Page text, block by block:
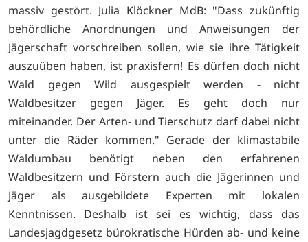
massiv gestört. Julia Klöckner MdB: "Dass zukünftig
behördliche Anordnungen und Anweisungen der
Jägerschaft vorschreiben sollen, wie sie ihre Tätigkeit
auszuüben haben, ist praxisfern! Es dürfen doch nicht
Wald gegen Wild ausgespielt werden - nicht
Waldbesitzer gegen Jäger. Es geht doch nur
miteinander. Der Arten- und Tierschutz darf dabei nicht
unter die Räder kommen." Gerade der klimastabile
Waldumbau benötigt neben den erfahrenen
Waldbesitzern und Förstern auch die Jägerinnen und
Jäger als ausgebildete Experten mit lokalen
Kenntnissen. Deshalb ist sei es wichtig, dass das
Landesjagdgesetz bürokratische Hürden ab- und keine